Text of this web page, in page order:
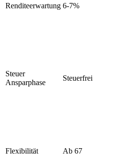
Renditeerwartung 6-7%
Steuer
Ansparphase
Steuerfrei
Flexibilität Ab 67